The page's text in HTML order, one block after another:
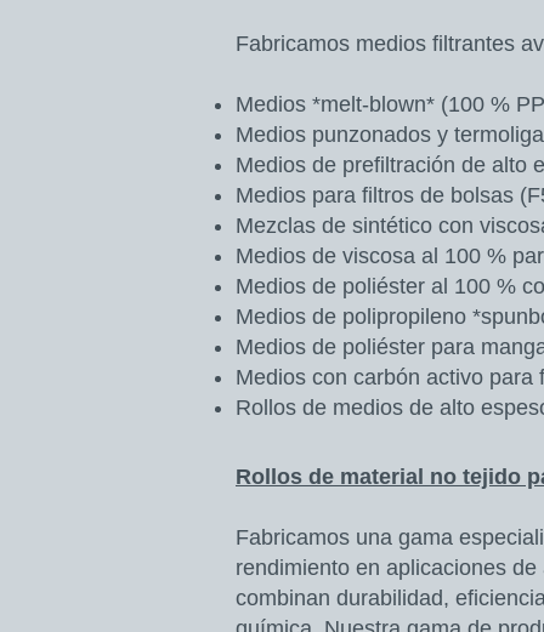
Fabricamos medios filtrantes
Medios *melt-blown* (100 %
Medios punzonados y
Medios de prefiltración de alto
Medios para filtros de bolsas
Mezclas de sintético con
Medios de viscosa al 100 %
Medios de poliéster al 100 %
Medios de polipropileno
Medios de poliéster para
Medios con carbón activo
Rollos de medios de alto
Rollos de material no tejido
Fabricamos una gama
rendimiento en aplicaciones
combinan durabilidad,